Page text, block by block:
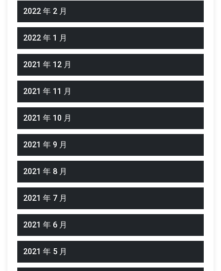
2022 年 2 月
2022 年 1 月
2021 年 12 月
2021 年 11 月
2021 年 10 月
2021 年 9 月
2021 年 8 月
2021 年 7 月
2021 年 6 月
2021 年 5 月